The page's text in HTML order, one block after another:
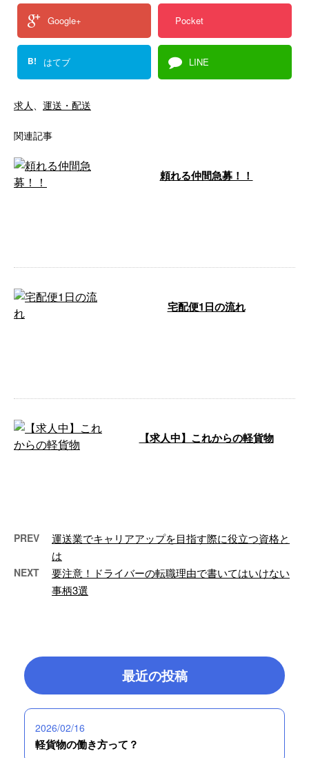
Google+ Pocket
B! はてブ LINE
求人 運送・配送
関連記事
頼れる仲間急募！！
宅配便1日の流れ
【求人中】これからの軽貨物
PREV
運送業でキャリアアップを目指す際に役立つ資格と
は
NEXT
要注意！ドライバーの転職理由で書いてはいけない
事柄3選
最近の投稿
2026/02/16
軽貨物の働き方って？